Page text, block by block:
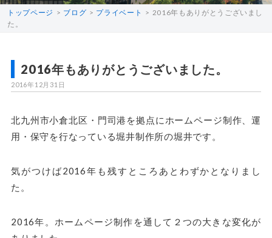
トップページ ブログ プライベート
2016年もありがとうございまし
た。
2016年もありがとうございました。
2016年12月31日
北九州市小倉北区・門司港を拠点にホームページ制作、運
用・保守を行なっている堀井制作所の堀井です。
気がつけば2016年も残すところあとわずかとなりまし
た。
2016年。 ホームページ制作 を通して２つの大きな変化が